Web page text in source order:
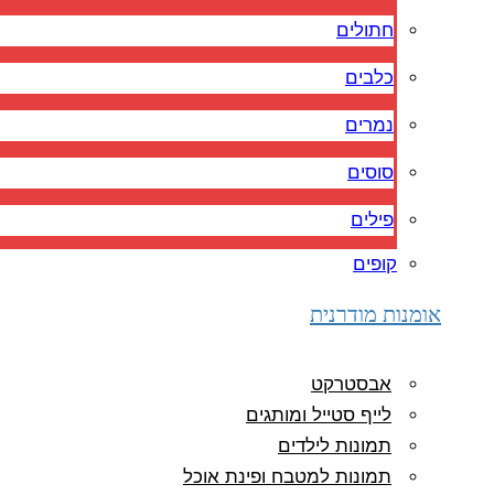
חתולים
כלבים
נמרים
סוסים
פילים
קופים
אומנות מודרנית
אבסטרקט
לייף סטייל ומותגים
תמונות לילדים
תמונות למטבח ופינת אוכל